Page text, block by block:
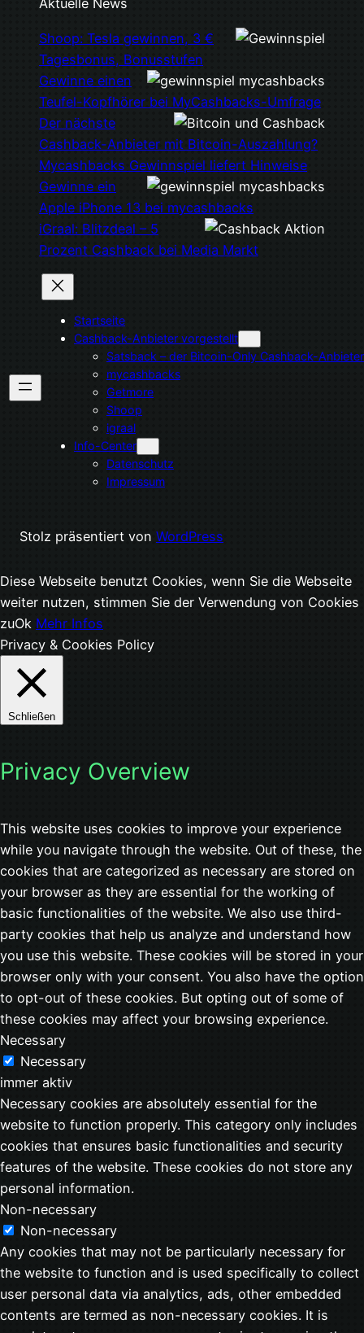
Aktuelle News
Shoop: Tesla gewinnen, 3 €
Tagesbonus, Bonusstufen
Gewinne einen
Teufel-Kopfhörer bei MyCashbacks-Umfrage
Der nächste
Cashback-Anbieter mit Bitcoin-Auszahlung?
Mycashbacks Gewinnspiel liefert Hinweise
Gewinne ein
Apple iPhone 13 bei mycashbacks
iGraal: Blitzdeal – 5
Prozent Cashback bei Media Markt
Startseite
Cashback-Anbieter vorgestellt
Satsback – der Bitcoin-Only Cashback-Anbieter
mycashbacks
Getmore
Shoop
igraal
Info-Center
Datenschutz
Impressum
Stolz präsentiert von WordPress
Diese Webseite benutzt Cookies, wenn Sie die Webseite
weiter nutzen, stimmen Sie der Verwendung von Cookies
zuOk Mehr Infos
Privacy & Cookies Policy
Schließen
Privacy Overview
This website uses cookies to improve your experience
while you navigate through the website. Out of these, the
cookies that are categorized as necessary are stored on
your browser as they are essential for the working of
basic functionalities of the website. We also use third-
party cookies that help us analyze and understand how
you use this website. These cookies will be stored in your
browser only with your consent. You also have the option
to opt-out of these cookies. But opting out of some of
these cookies may affect your browsing experience.
Necessary
Necessary
immer aktiv
Necessary cookies are absolutely essential for the
website to function properly. This category only includes
cookies that ensures basic functionalities and security
features of the website. These cookies do not store any
personal information.
Non-necessary
Non-necessary
Any cookies that may not be particularly necessary for
the website to function and is used specifically to collect
user personal data via analytics, ads, other embedded
contents are termed as non-necessary cookies. It is